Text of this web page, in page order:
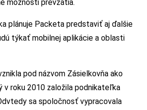
možnosti prevzatia.
plánuje Packeta predstaviť aj ďalšie
týkať mobilnej aplikácie a oblasti
pod názvom Zásielkovňa ako
v roku 2010 založila podnikateľka
sa spoločnosť vypracovala